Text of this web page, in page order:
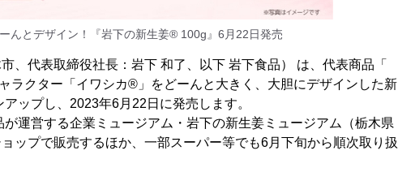
んとデザイン！『岩下の新生姜® 100g』6月22日発売
、代表取締役社長：岩下 和了、以下 岩下食品） は、代表商品「
ラクター「イワシカ®」をどーんと大きく、大胆にデザインした新
ップし、2023年6月22日に発売します。
運営する企業ミュージアム・岩下の新生姜ミュージアム（栃木県
ップで販売するほか、一部スーパー等でも6月下旬から順次取り扱